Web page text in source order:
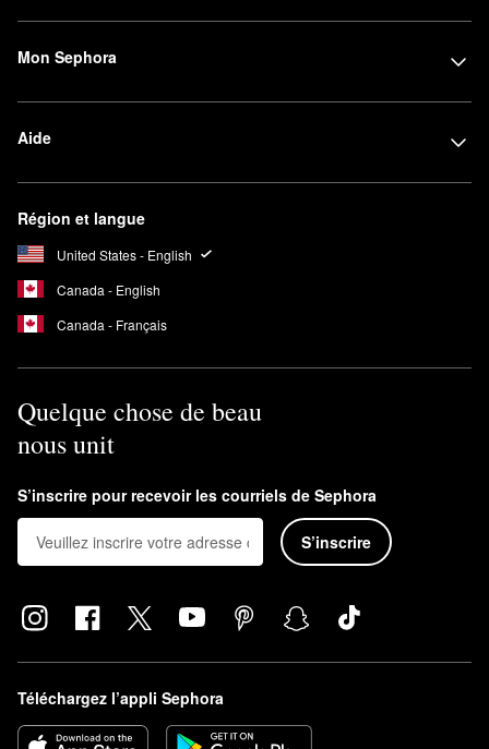
Mon Sephora
Aide
Région et langue
United States - English
Canada - English
Canada - Français
Quelque chose de beau
nous unit
S’inscrire pour recevoir les courriels de Sephora
S’inscrire
Téléchargez l’appli Sephora